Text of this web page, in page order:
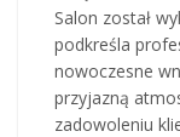
Salon został
podkreśla
nowoczesne
przyjazną
zadowoleniu